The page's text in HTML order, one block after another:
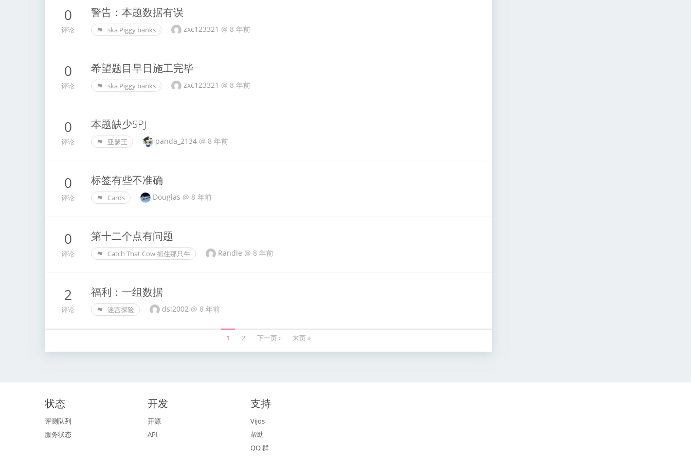
0
评论
警告：本题数据有误
ska Piggy banks zxc123321 @ 8 年前
0
评论
希望题目早日施工完毕
ska Piggy banks zxc123321 @ 8 年前
0
评论
本题缺少SPJ
亚瑟王 panda_2134 @ 8 年前
0
评论
标签有些不准确
Cards Douglas @ 8 年前
0
评论
第十二个点有问题
Catch That Cow 抓住那只牛 Randle @ 8 年前
2
评论
福利：一组数据
迷宫探险 dsl2002 @ 8 年前
1 2 下一页 › 末页 »
状态
评测队列
服务状态
开发
开源
API
支持
Vijos
帮助
QQ 群